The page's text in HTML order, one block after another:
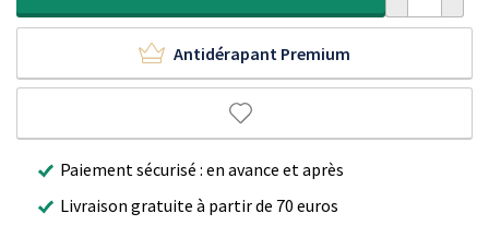
Antidérapant Premium
Paiement sécurisé : en avance et après
Livraison gratuite à partir de 70 euros